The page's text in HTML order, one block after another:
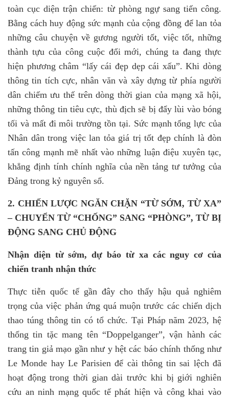
toàn cục diện trận chiến: từ phòng ngự sang tiến công.
Bằng cách huy động sức mạnh của cộng đồng để lan tỏa
những câu chuyện về gương người tốt, việc tốt, những
thành tựu của công cuộc đổi mới, chúng ta đang thực
hiện phương châm “lấy cái đẹp dẹp cái xấu”. Khi dòng
thông tin tích cực, nhân văn và xây dựng từ phía người
dân chiếm ưu thế trên dòng thời gian của mạng xã hội,
những thông tin tiêu cực, thù địch sẽ bị đẩy lùi vào bóng
tối và mất đi môi trường tồn tại. Sức mạnh tổng lực của
Nhân dân trong việc lan tỏa giá trị tốt đẹp chính là đòn
tấn công mạnh mẽ nhất vào những luận điệu xuyên tạc,
khẳng định tính chính nghĩa của nền tảng tư tưởng của
Đảng trong kỷ nguyên số.
2. CHIẾN LƯỢC NGĂNCHẶN “TỪ SỚM, TỪ XA”
– CHUYỂN TỪ “CHỐNG” SANG “PHÒNG”, TỪ BỊ
ĐỘNG SANG CHỦ ĐỘNG
Nhận diện từ sớm, dự báo từ xa các nguy cơ của
chiến tranh nhận thức
Thực tiễn quốc tế gần đây cho thấy hậu quả nghiêm
trọng của việc phản ứng quá muộn trước các chiến dịch
thao túng thông tin có tổ chức. Tại Pháp năm 2023, hệ
thống tin tặc mang tên “Doppelganger”,vận hành các
trang tin giả mạo gần như y hệt các báo chính thống như
Le Monde hay Le Parisien để cài thông tin sai lệch đã
hoạt động trong thời gian dài trước khi bị giới nghiên
cứu an ninh mạng quốc tế phát hiện và công khai vào